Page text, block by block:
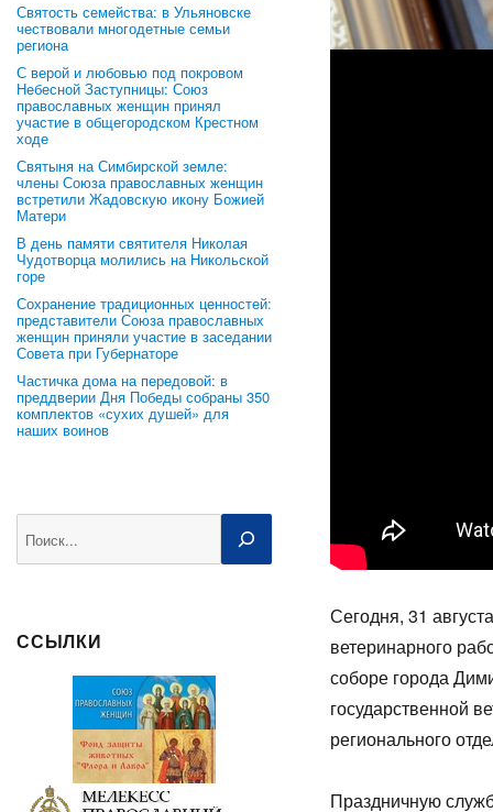
Святость семейства: в Ульяновске
чествовали многодетные семьи
региона
С верой и любовью под покровом
Небесной Заступницы: Союз
православных женщин принял
участие в общегородском Крестном
ходе
Святыня на Симбирской земле:
члены Союза православных женщин
встретили Жадовскую икону Божией
Матери
В день памяти святителя Николая
Чудотворца молились на Никольской
горе
Сохранение традиционных ценностей:
представители Союза православных
женщин приняли участие в заседании
Совета при Губернаторе
Частичка дома на передовой: в
преддверии Дня Победы собраны 350
комплектов «сухих душей» для
наших воинов
ССЫЛКИ
Сегодня, 31
ветеринарного
соборе города
государственной
регионального
Праздничную